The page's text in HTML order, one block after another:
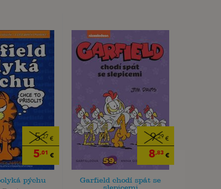
5,27 €
5,01 €
pýchu
9,29 €
8,83€
Garfield chodí spát se